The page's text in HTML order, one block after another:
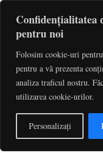
Confidențialitatea
pentru noi
Folosim cookie-uri
pentru a vă prezenta
analiza traficul nostru.
utilizarea cookie-urilor.
Personalizați
Etichetă:
Analiza propunerii
normelor împotriva
societăți...
Redactia - noiembrie 14,